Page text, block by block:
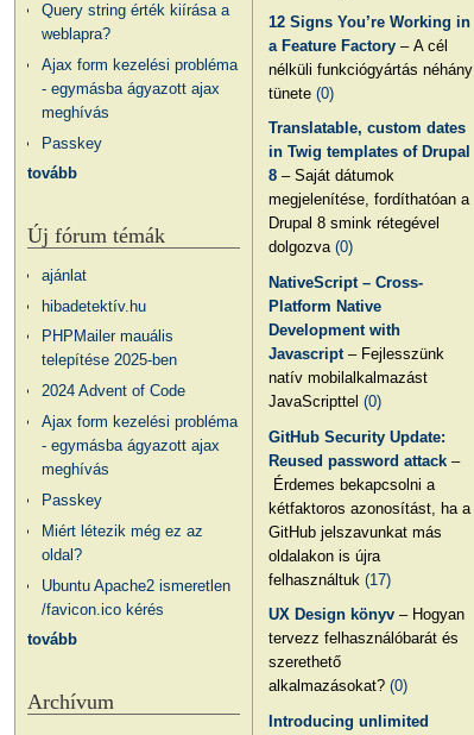
12 Signs You’re Working in
a Feature Factory – A cél
nélküli funkciógyártás néhány
tünete(0)
Translatable, custom dates
in Twig templates of Drupal
8 – Saját dátumok
megjelenítése, fordíthatóan a
Drupal 8 smink rétegével
dolgozva(0)
NativeScript – Cross-
Platform Native
Development with
Javascript – Fejlesszünk
natív mobilalkalmazást
JavaScripttel(0)
GitHub Security Update:
Reused password attack –
Érdemes bekapcsolni a
kétfaktoros azonosítást, ha a
GitHub jelszavunkat más
oldalakon is újra
felhasználtuk(17)
UX Design könyv – Hogyan
tervezz felhasználóbarát és
szerethető
alkalmazásokat?(0)
Introducing unlimited
Query string érték kiírása a
weblapra?
Ajax form kezelési probléma
- egymásba ágyazott ajax
meghívás
Passkey
tovább
Új fórum témák
ajánlat
hibadetektív.hu
PHPMailer mauális
telepítése 2025-ben
2024 Advent of Code
Ajax form kezelési probléma
- egymásba ágyazott ajax
meghívás
Passkey
Miért létezik még ez az
oldal?
Ubuntu Apache2 ismeretlen
/favicon.ico kérés
tovább
Archívum